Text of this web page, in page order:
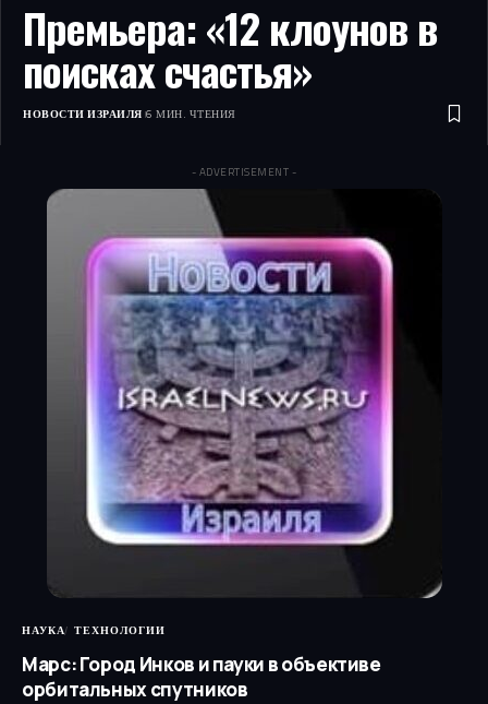
Премьера: «12 клоунов в
поисках счастья»
НОВОСТИ ИЗРАИЛЯ 6 МИН. ЧТЕНИЯ
- ADVERTISEMENT -
НАУКА ТЕХНОЛОГИИ
Марс: Город Инков и пауки в объективе
орбитальных спутников